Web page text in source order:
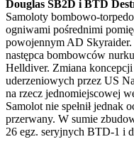
Douglas SB2D i BTD
Samoloty bombowo-
ogniwami pośrednimi
powojennym AD
następca bombowców
Helldiver. Zmiana
uderzeniowych przez US
na rzecz jednomiejscowej
Samolot nie spełnił jednak
przerwany. W sumie
26 egz. seryjnych BTD-1 i